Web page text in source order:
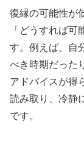
復縁の可能性が
「どうすれば
す。例えば、自
べき時期だった
アドバイスが得
読み取り、冷静
です。